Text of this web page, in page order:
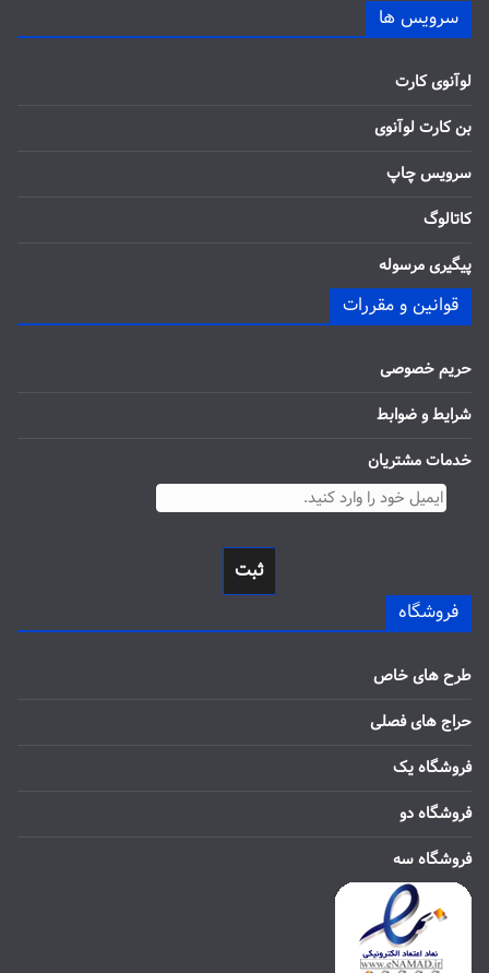
سرویس ها
لوآنوی کارت
بن کارت لوآنوی
سرویس چاپ
کاتالوگ
پیگیری مرسوله
قوانین و مقررات
حریم خصوصی
شرایط و ضوابط
خدمات مشتریان
ثبت
فروشگاه
طرح های خاص
حراج های فصلی
فروشگاه یک
فروشگاه دو
فروشگاه سه